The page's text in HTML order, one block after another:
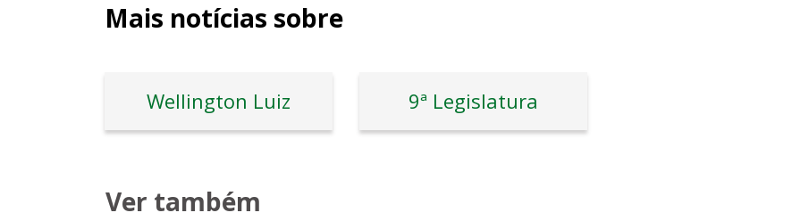
Mais notícias sobre
Wellington Luiz 9ª Legislatura
Ver também